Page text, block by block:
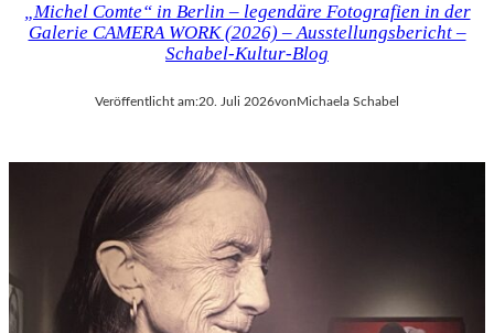
„Michel Comte“ in Berlin – legendäre Fotografien in der
Galerie CAMERA WORK (2026) – Ausstellungsbericht –
Schabel-Kultur-Blog
Veröffentlicht am:20. Juli 2026von Michaela Schabel